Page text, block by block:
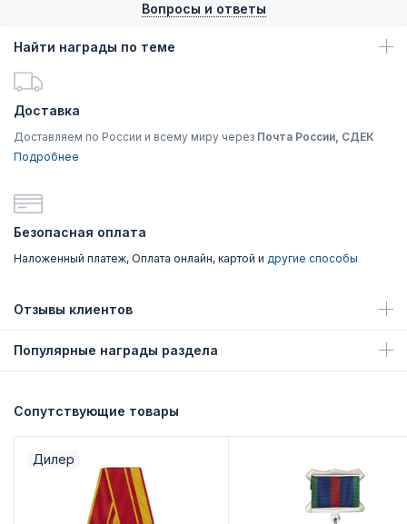
Вопросы и ответы
Найти награды по теме
Доставка
Доставляем по России и всему миру через Почта России, СДЕК
Подробнее
Безопасная оплата
Наложенный платеж, Оплата онлайн, картой и другие способы
Отзывы клиентов
Популярные награды раздела
Сопутствующие товары
Дилер